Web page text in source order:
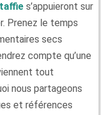
s’appuieront sur
Prenez le temps
secs
compte qu’une
tout
nous partageons
et références